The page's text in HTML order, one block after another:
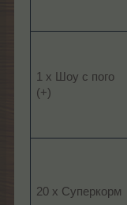
1 х Шоу с пого
(+)
20 х Суперкорм